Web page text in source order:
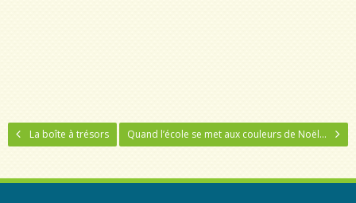
La boîte à trésors Quand l’école se met aux couleurs de Noël…